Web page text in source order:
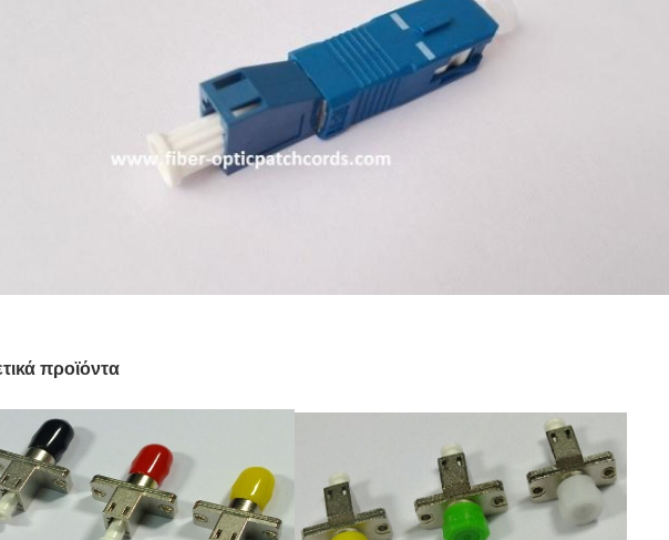
προϊόντα